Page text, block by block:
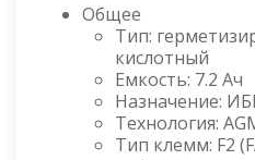
Общее
Тип:
кислотный
Емкость: 7.2 Ач
Назначение:
Технология:
Тип клемм: F2